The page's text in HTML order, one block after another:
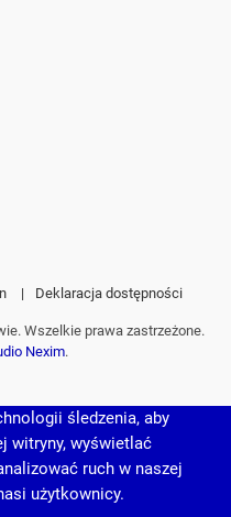
| Deklaracja dostępności
Wszelkie prawa zastrzeżone.
Nexim.
śledzenia, aby
witryny, wyświetlać
ruch w naszej
użytkownicy.